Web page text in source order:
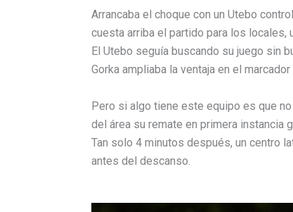
Arrancaba el choque con un Utebo
cuesta arriba el partido para los locales,
El Utebo seguía buscando su juego sin
Gorka ampliaba la ventaja en el
Pero si algo tiene este equipo es que
del área su remate en primera instancia
Tan solo 4 minutos después, un centro
antes del descanso.